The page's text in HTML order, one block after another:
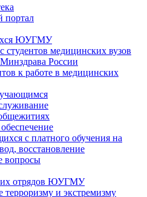
портал
ЮУГМУ
студентов медицинских вузов
России
к работе в медицинских
с платного обучения на
восстановление
вопросы
отрядов ЮУГМУ
терроризму и экстремизму